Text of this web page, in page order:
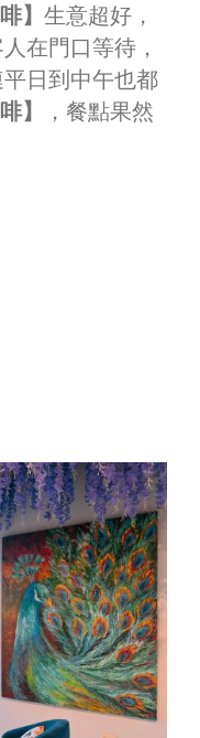
】 生意超好，
在門口等待，
日到中午也都
】
，餐點果然